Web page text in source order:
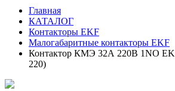
Главная
КАТАЛОГ
Контакторы EKF
Малогабаритные контакторы EKF
Контактор КМЭ 32А 220В 1NO
220)